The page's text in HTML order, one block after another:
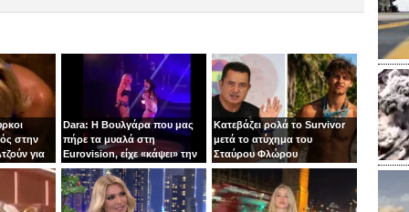
στην
για
Dara: Η Βουλγάρα που μας
πήρε τα μυαλά στη
Eurovision, είχε «κάψει» την
πίστα με τη Φουρέιρα!
Κατεβάζει ρολά το Survivor
μετά το ατύχημα του
Σταύρου Φλώρου